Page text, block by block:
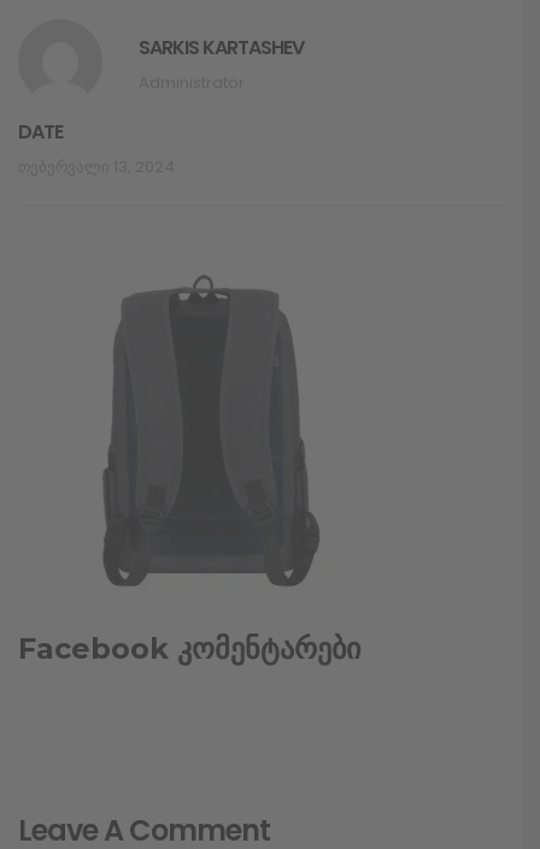
SARKIS KARTASHEV
DATE
Facebook კომენტარები
Leave A Comment